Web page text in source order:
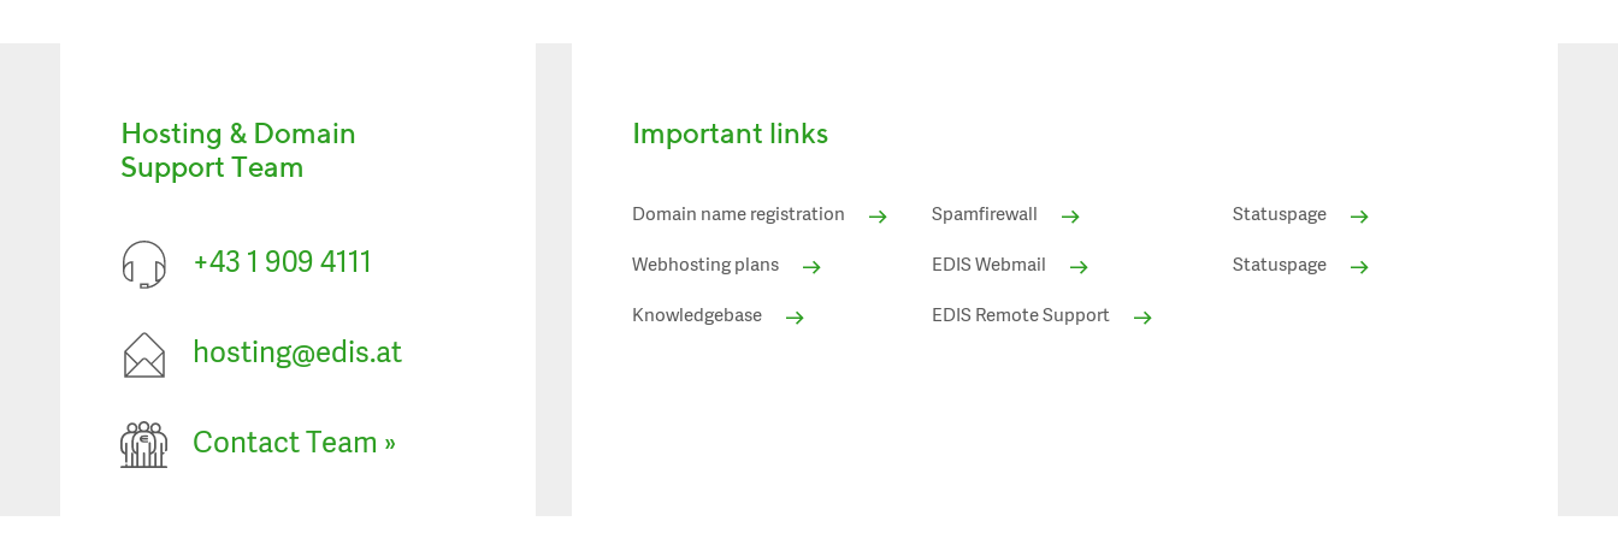
Hosting & Domain
Support Team
+43 1 909 4111
hosting@edis.at
Contact Team »
Important links
Domain name registration
Webhosting plans
Knowledgebase
Spamfirewall
EDIS Webmail
EDIS Remote Support
Statuspage
Statuspage